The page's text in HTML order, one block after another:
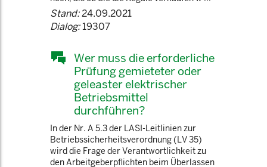
Stand:24.09.2021
Dialog:19307
Wer muss die erforderliche
Prüfung gemieteter oder
geleaster elektrischer
Betriebsmittel
durchführen?
In der Nr. A 5.3 der LASI-Leitlinien zur
Betriebssicherheitsverordnung (LV 35)
wird die Frage der Verantwortlichkeit zu
den Arbeitgeberpflichten beim Überlassen